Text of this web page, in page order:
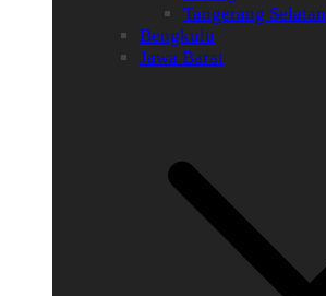
Tangerang Selatan
Bengkulu
Jawa Barat